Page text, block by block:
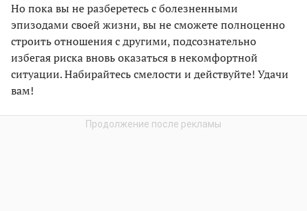
Но пока вы не разберетесь с болезненными
эпизодами своей жизни, вы не сможете полноценно
строить отношения с другими, подсознательно
избегая риска вновь оказаться в некомфортной
ситуации. Набирайтесь смелости и действуйте! Удачи
вам!